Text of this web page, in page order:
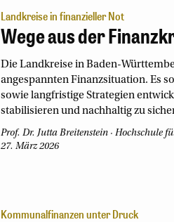
Landkreise in finanzieller Not
Wege aus der
Die Landkreise in Baden-
angespannten Finanzsituation. Es
sowie langfristige Strategien
stabilisieren und nachhaltig zu
Prof. Dr. Jutta Breitenstein
Hochschule
27. März 2026
Kommunalfinanzen unter Druck